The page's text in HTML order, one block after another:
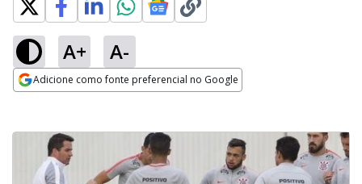
A+ A-
Adicione como fonte preferencial no Google